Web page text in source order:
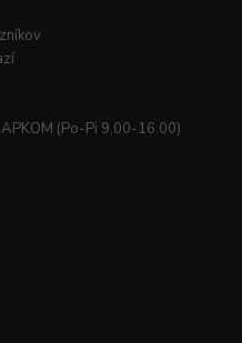
(Po-Pi 9.00-16.00)